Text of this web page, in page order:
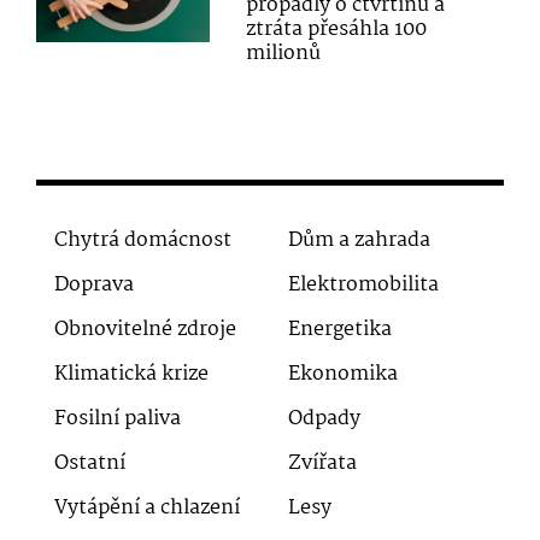
ztráta přesáhla 100
milionů
Chytrá domácnost
Dům a zahrada
Doprava
Elektromobilita
Obnovitelné zdroje
Energetika
Klimatická krize
Ekonomika
Fosilní paliva
Odpady
Ostatní
Zvířata
Vytápění a chlazení
Lesy